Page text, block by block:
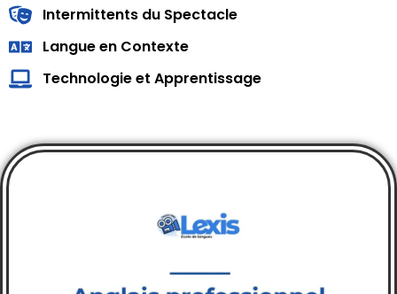
Intermittents du Spectacle
Langue en Contexte
Technologie et Apprentissage